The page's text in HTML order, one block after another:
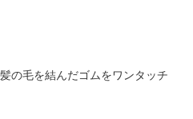
の毛を結んだゴムをワンタッチ